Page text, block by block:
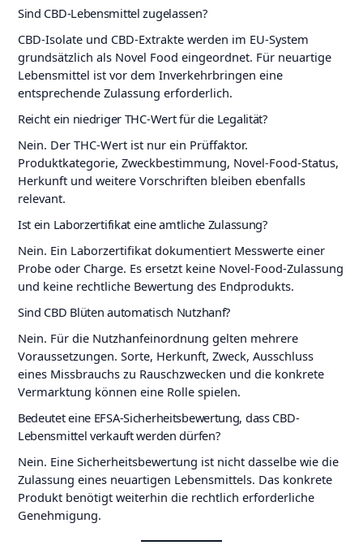
Sind CBD-Lebensmittel zugelassen?
CBD-Isolate und CBD-Extrakte werden im EU-System
grundsätzlich als Novel Food eingeordnet. Für neuartige
Lebensmittel ist vor dem Inverkehrbringen eine
entsprechende Zulassung erforderlich.
Reicht ein niedriger THC-Wert für die Legalität?
Nein. Der THC-Wert ist nur ein Prüffaktor.
Produktkategorie, Zweckbestimmung, Novel-Food-Status,
Herkunft und weitere Vorschriften bleiben ebenfalls
relevant.
Ist ein Laborzertifikat eine amtliche Zulassung?
Nein. Ein Laborzertifikat dokumentiert Messwerte einer
Probe oder Charge. Es ersetzt keine Novel-Food-Zulassung
und keine rechtliche Bewertung des Endprodukts.
Sind CBD Blüten automatisch Nutzhanf?
Nein. Für die Nutzhanfeinordnung gelten mehrere
Voraussetzungen. Sorte, Herkunft, Zweck, Ausschluss
eines Missbrauchs zu Rauschzwecken und die konkrete
Vermarktung können eine Rolle spielen.
Bedeutet eine EFSA-Sicherheitsbewertung, dass CBD-
Lebensmittel verkauft werden dürfen?
Nein. Eine Sicherheitsbewertung ist nicht dasselbe wie die
Zulassung eines neuartigen Lebensmittels. Das konkrete
Produkt benötigt weiterhin die rechtlich erforderliche
Genehmigung.